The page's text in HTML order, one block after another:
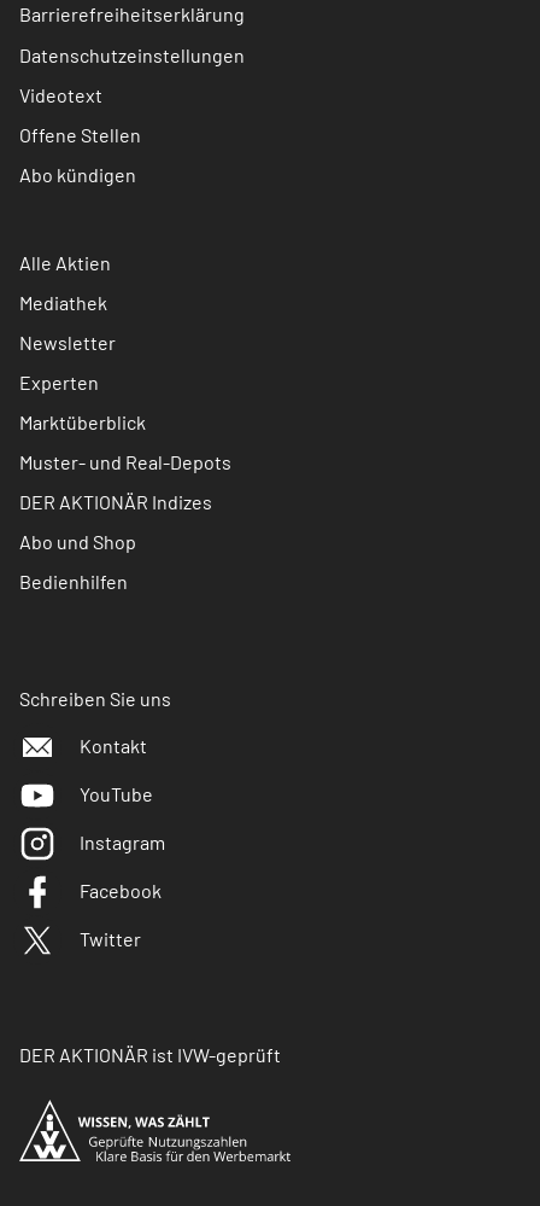
Barrierefreiheitserklärung
Datenschutzeinstellungen
Videotext
Offene Stellen
Abo kündigen
Alle Aktien
Mediathek
Newsletter
Experten
Marktüberblick
Muster- und Real-Depots
DER AKTIONÄR Indizes
Abo und Shop
Bedienhilfen
Schreiben Sie uns
Kontakt
YouTube
Instagram
Facebook
Twitter
DER AKTIONÄR ist IVW-geprüft